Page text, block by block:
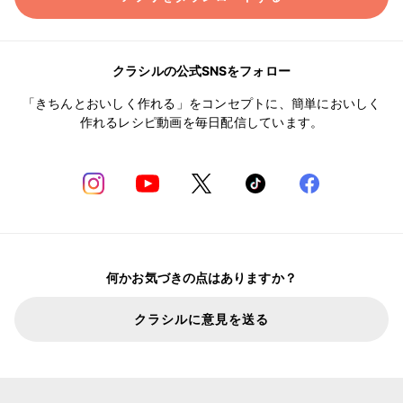
クラシルの公式SNSをフォロー
「きちんとおいしく作れる」をコンセプトに、簡単においしく
作れるレシピ動画を毎日配信しています。
何かお気づきの点はありますか？
クラシルに意見を送る